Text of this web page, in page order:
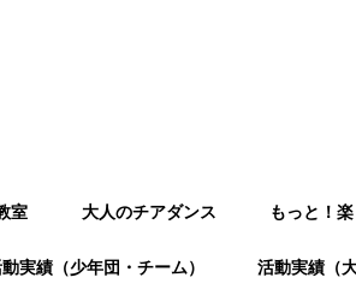
室 大人のチアダンス もっと！
実績（少年団・チーム） 活動実績（